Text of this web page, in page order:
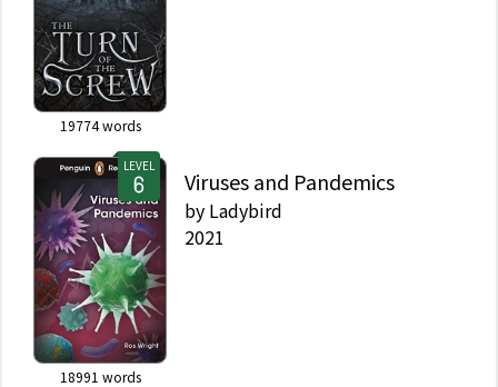
19774words
LEVEL
18991 words
Viruses and Pandemics
by Ladybird
2021